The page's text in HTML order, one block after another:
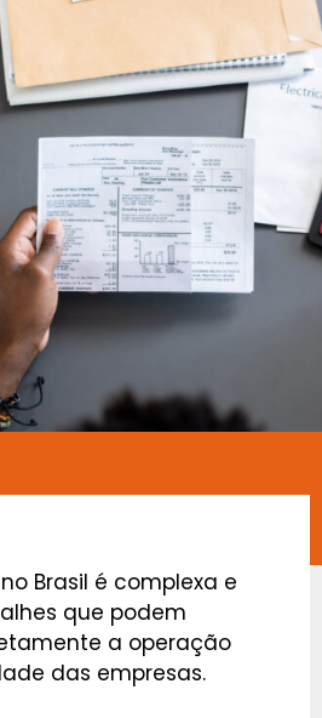
Brasil é complexa e
que podem
a operação
das empresas.